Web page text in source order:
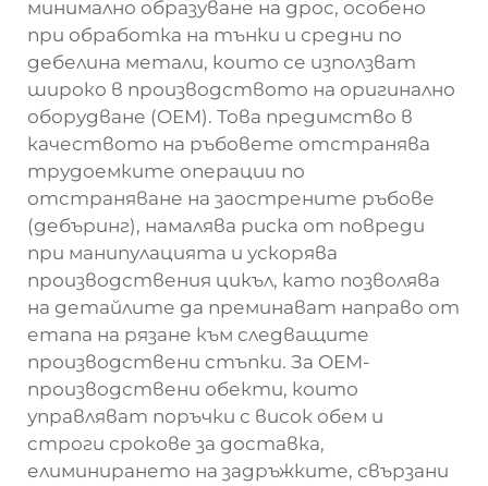
минимално образуване на дрос, особено
при обработка на тънки и средни по
дебелина метали, които се използват
широко в производството на оригинално
оборудване (OEM). Това предимство в
качеството на ръбовете отстранява
трудоемките операции по
отстраняване на заострените ръбове
(дебъринг), намалява риска от повреди
при манипулацията и ускорява
производствения цикъл, като позволява
на детайлите да преминават направо от
етапа на рязане към следващите
производствени стъпки. За OEM-
производствени обекти, които
управляват поръчки с висок обем и
строги срокове за доставка,
елиминирането на задръжките, свързани